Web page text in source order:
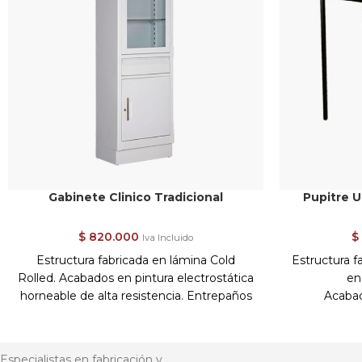
Producto personalizable.
Fabricación sobre pedido y medidas.
No incluye costos de envío.
Envíos / Entregas de (6) a (15) días
hábiles.*Sujeto a destino y disponibilidad
de producto.
Para información adicional o compras por
cantidad por favor comunicarse a nuestra
línea de atención en Bogotá al
+573102555723.
Gabinete Clinico Tradicional
$ 820.000 Iva Incluido
Estructura fabricada en lámina Cold
Rolled. Acabados en pintura electrostática
horneable de alta resistencia. Entrepaños
Pupitre
$
Estructura